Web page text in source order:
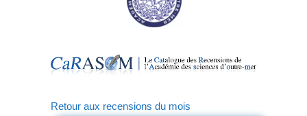
Retour aux recensions du mois